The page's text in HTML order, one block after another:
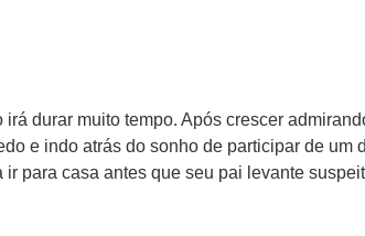
durar muito tempo. Após crescer
e indo atrás do sonho de participar de um
para casa antes que seu pai levante